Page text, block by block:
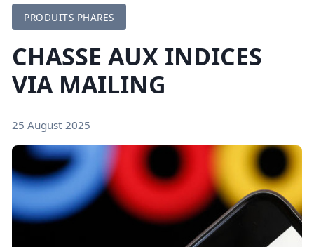
PRODUITS PHARES
CHASSE AUX INDICES
VIA MAILING
25 August 2025